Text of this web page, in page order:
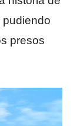
pudiendo
presos